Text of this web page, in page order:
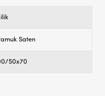
Saten
50x70